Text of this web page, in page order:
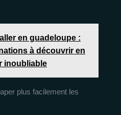
en guadeloupe :
à découvrir en
inoubliable
plus facilement les